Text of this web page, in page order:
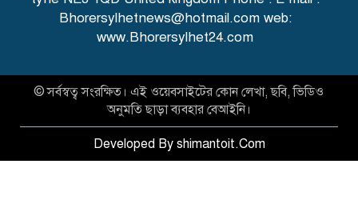
Bhorersylhetnews@hotmail.com web:
www.Bhorersylhet24.com
© সর্বস্বত্ব সংরক্ষিত। এই ওয়েবসাইটের কোন লেখা, ছবি, ভিডিও
অনুমতি ছাড়া ব্যবহার বেআইনি।
Developed By shimantoit.Com